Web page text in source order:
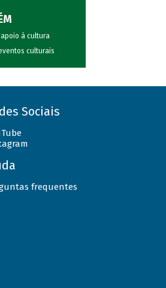
apoio à cultura
culturais
Sociais
frequentes